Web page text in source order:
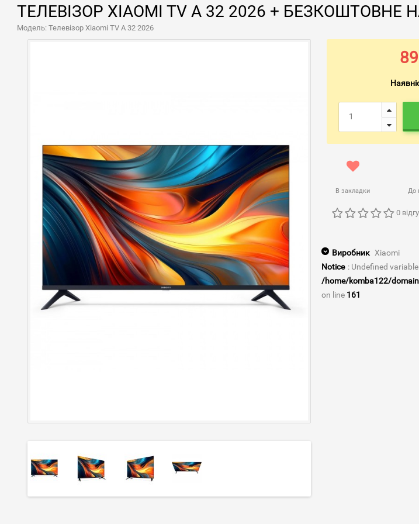
ТЕЛЕВІЗОР XIAOMI TV A 32 2026 +
Модель: Телевізор Xiaomi TV A 32 2026
В закладки До
0
Виробник Xiaomi
Notice : Undefined
/home/komba122/
on line 161